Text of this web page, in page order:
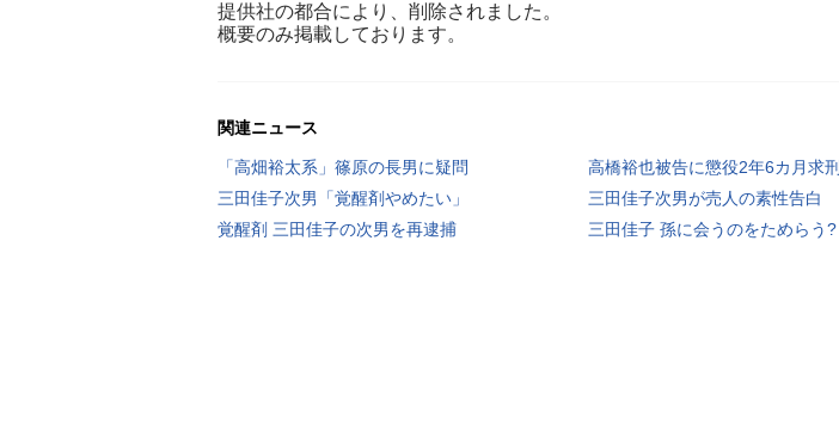
提供社の都合により、削除されました。
概要のみ掲載しております。
関連ニュース
「高畑裕太系」篠原の長男に疑問
高橋裕也被告に懲役2年6カ月求刑
三田佳子次男「覚醒剤やめたい」
三田佳子次男が売人の素性告白
覚醒剤 三田佳子の次男を再逮捕
三田佳子 孫に会うのをためらう?